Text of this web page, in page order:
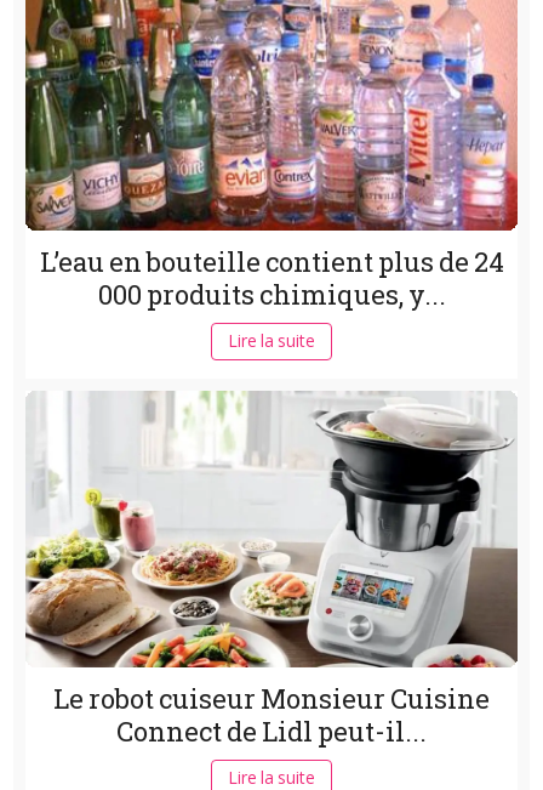
L’eau en bouteille contient plus de 24
000 produits chimiques, y...
Lire la suite
Le robot cuiseur Monsieur Cuisine
Connect de Lidl peut-il...
Lire la suite